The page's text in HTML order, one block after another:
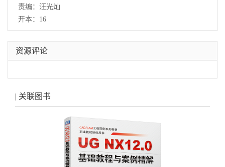
责编：汪光灿
开本：16
资源评论
| 关联图书